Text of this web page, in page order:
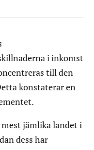
i inkomst
till den
konstaterar en
jämlika landet i
dess har